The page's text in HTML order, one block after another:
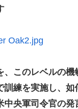
、このレベルの
訓練を実施し、
中央軍司令官の